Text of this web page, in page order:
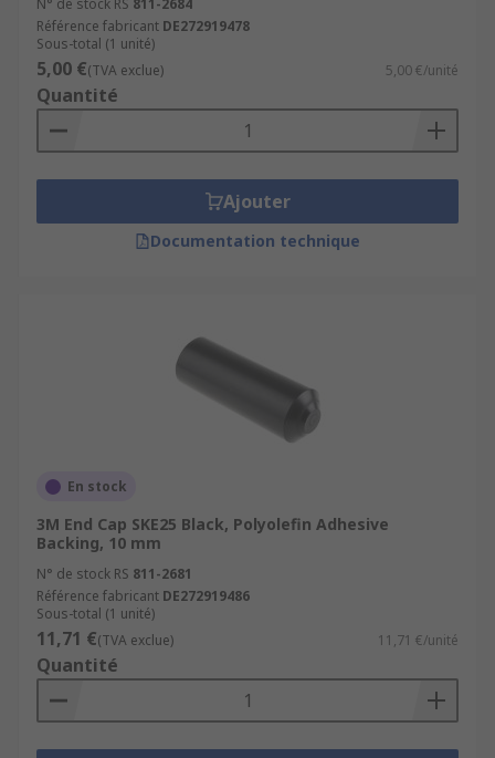
N° de stock RS 811-2684
Référence fabricant DE272919478
Sous-total (1 unité)
5,00 €(TVA exclue) 5,00 €/unité
Quantité
Ajouter
Documentation technique
En stock
3M End Cap SKE25 Black, Polyolefin Adhesive
Backing, 10 mm
N° de stock RS 811-2681
Référence fabricant DE272919486
Sous-total (1 unité)
11,71 €(TVA exclue) 11,71 €/unité
Quantité